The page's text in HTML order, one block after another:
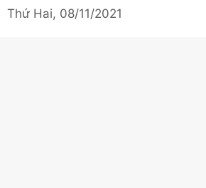
Thứ Hai, 08/11/2021